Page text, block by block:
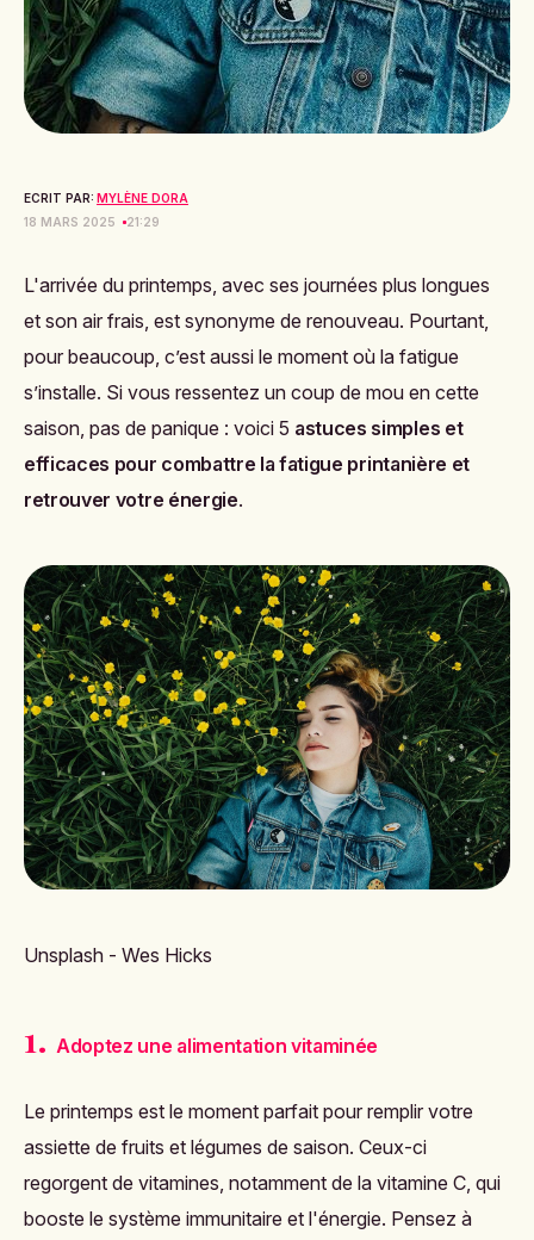
ECRIT PAR: MYLÈNE DORA
18 MARS 2025
21:29
L'arrivée du printemps, avec ses journées plus longues
et son air frais, est synonyme de renouveau. Pourtant,
pour beaucoup, c’est aussi le moment où la fatigue
s’installe. Si vous ressentez un coup de mou en cette
saison, pas de panique : voici 5 astuces simples et
efficaces pour combattre la fatigue printanière et
retrouver votre énergie.
Unsplash - Wes Hicks
1. Adoptez une alimentation vitaminée
Le printemps est le moment parfait pour remplir votre
assiette de fruits et légumes de saison. Ceux-ci
regorgent de vitamines, notamment de la vitamine C, qui
booste le système immunitaire et l'énergie. Pensez à